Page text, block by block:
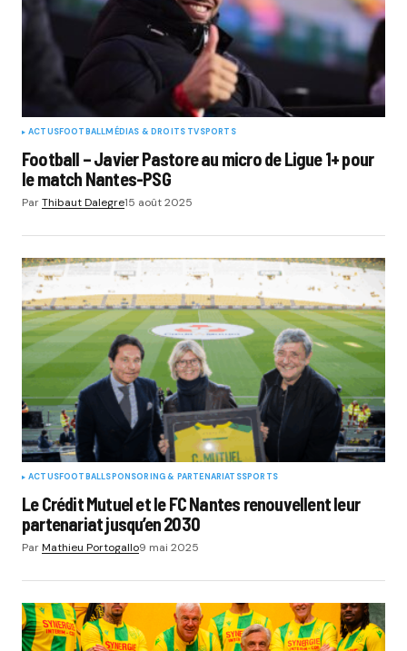
ACTUSFOOTBALLMÉDIAS & DROITS TVSPORTS
Football – Javier Pastore au micro de Ligue 1+ pour
le match Nantes-PSG
ParThibaut Dalegre15 août 2025
ACTUSFOOTBALLSPONSORING & PARTENARIATSSPORTS
Le Crédit Mutuel et le FC Nantes renouvellent leur
partenariat jusqu’en 2030
ParMathieu Portogallo9 mai 2025